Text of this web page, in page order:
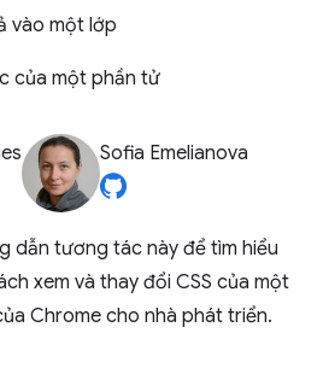
vào một lớp
của một phần tử
Sofia Emelianova
dẫn tương tác này để tìm hiểu
xem và thay đổi CSS của một
Chrome cho nhà phát triển.